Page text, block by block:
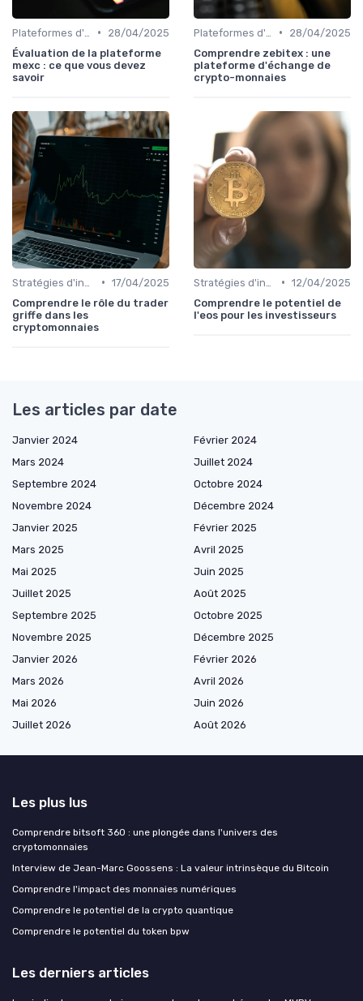
•
28/04/2025
Évaluation de la plateforme
mexc : ce que vous devez
savoir
•
28/04/2025
Comprendre zebitex : une
plateforme d'échange de
crypto-monnaies
• 17/04/2025
Comprendre le rôle du trader
griffe dans les
cryptomonnaies
• 12/04/2025
Comprendre le potentiel de
l'eos pour les investisseurs
Les articles par date
Janvier 2024
Février 2024
Mars 2024
Juillet 2024
Septembre 2024
Octobre 2024
Novembre 2024
Décembre 2024
Janvier 2025
Février 2025
Mars 2025
Avril 2025
Mai 2025
Juin 2025
Juillet 2025
Août 2025
Septembre 2025
Octobre 2025
Novembre 2025
Décembre 2025
Janvier 2026
Février 2026
Mars 2026
Avril 2026
Mai 2026
Juin 2026
Juillet 2026
Août 2026
Les plus lus
Comprendre bitsoft 360 : une plongée dans l'univers des
cryptomonnaies
Interview de Jean-Marc Goossens : La valeur intrinsèque du Bitcoin
Comprendre l'impact des monnaies numériques
Comprendre le potentiel de la crypto quantique
Comprendre le potentiel du token bpw
Les derniers articles